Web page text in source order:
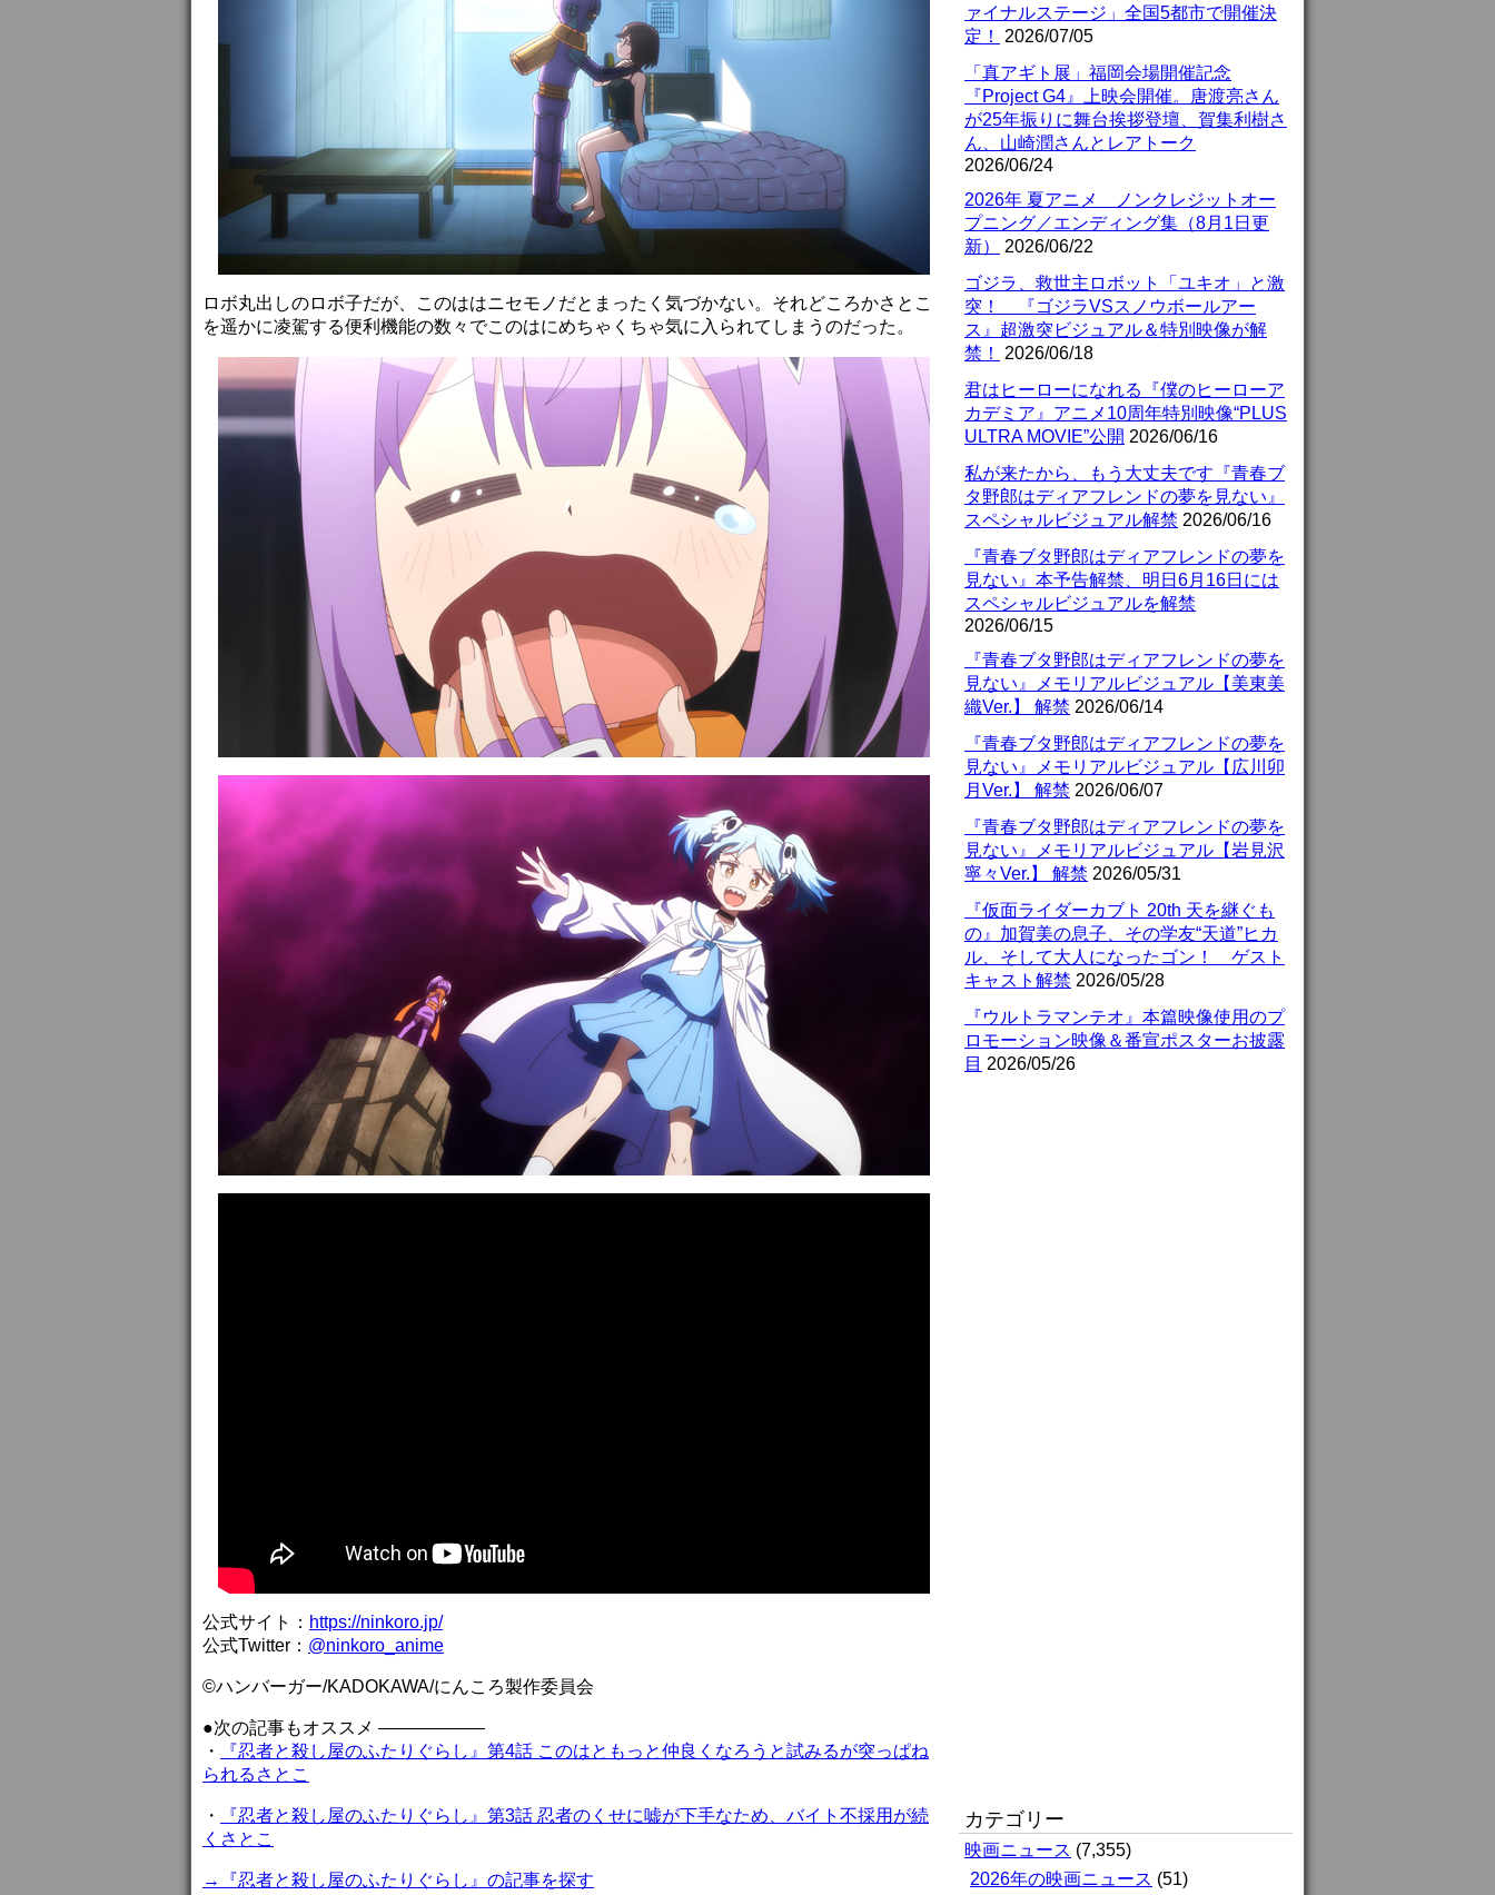
ロボ丸出しのロボ子だが、このははニセモノだとまったく気づかない。それどころかさとこ
を遥かに凌駕する便利機能の数々でこのはにめちゃくちゃ気に入られてしまうのだった。
公式サイト： https://ninkoro.jp/
公式Twitter： @ninkoro_anime
©ハンバーガー/KADOKAWA/にんころ製作委員会
●次の記事もオススメ ——————
・
『忍者と殺し屋のふたりぐらし』第4話 このはともっと仲良くなろうと試みるが突っぱね
られるさとこ
・
『忍者と殺し屋のふたりぐらし』第3話 忍者のくせに嘘が下手なため、バイト不採用が続
くさとこ
→『忍者と殺し屋のふたりぐらし』の記事を探す
ァイナルステージ」全国5都市で開催決
定！
2026/07/05
「真アギト展」福岡会場開催記念
『Project G4』上映会開催。唐渡亮さん
が25年振りに舞台挨拶登壇、賀集利樹さ
ん、山崎潤さんとレアトーク
2026/06/24
2026年 夏アニメ ノンクレジットオー
プニング／エンディング集（8月1日更
新）
2026/06/22
ゴジラ、救世主ロボット「ユキオ」と激
突！ 『ゴジラVSスノウボールアー
ス』超激突ビジュアル＆特別映像が解
禁！
2026/06/18
君はヒーローになれる『僕のヒーローア
カデミア』アニメ10周年特別映像“PLUS
ULTRA MOVIE”公開 2026/06/16
私が来たから、もう大丈夫です『青春ブ
タ野郎はディアフレンドの夢を見ない』
スペシャルビジュアル解禁 2026/06/16
『青春ブタ野郎はディアフレンドの夢を
見ない』本予告解禁、明日6月16日には
スペシャルビジュアルを解禁
2026/06/15
『青春ブタ野郎はディアフレンドの夢を
見ない』メモリアルビジュアル【美東美
織Ver.】 解禁 2026/06/14
『青春ブタ野郎はディアフレンドの夢を
見ない』メモリアルビジュアル【広川卯
月Ver.】 解禁 2026/06/07
『青春ブタ野郎はディアフレンドの夢を
見ない』メモリアルビジュアル【岩見沢
寧々Ver.】 解禁 2026/05/31
『仮面ライダーカブト 20th 天を継ぐも
の』加賀美の息子、その学友“天道”ヒカ
ル、そして大人になったゴン！ ゲスト
キャスト解禁 2026/05/28
『ウルトラマンテオ』本篇映像使用のプ
ロモーション映像＆番宣ポスターお披露
目 2026/05/26
カテゴリー
映画ニュース (7,355)
2026年の映画ニュース (51)